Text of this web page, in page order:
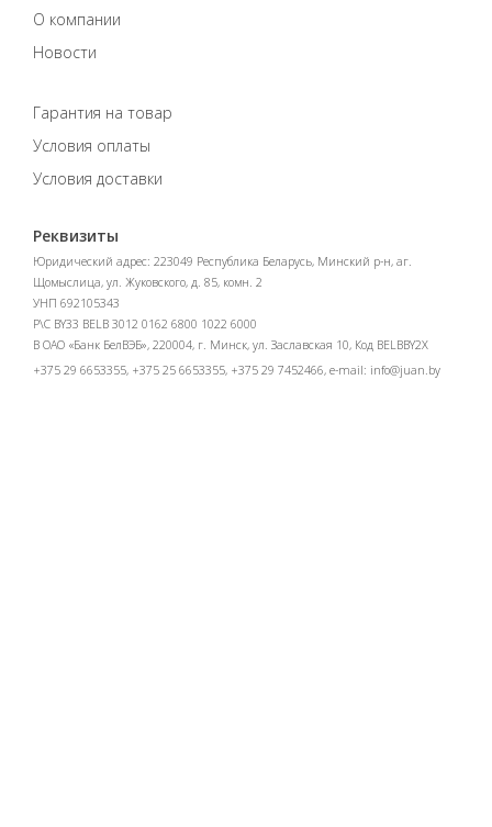
О компании
Новости
Гарантия на товар
Условия оплаты
Условия доставки
Реквизиты
Юридический адрес: 223049 Республика Беларусь, Минский р-н, аг.
Щомыслица, ул. Жуковского, д. 85, комн. 2
УНП 692105343
Р\С BY33 BELB 3012 0162 6800 1022 6000
В ОАО «Банк БелВЭБ», 220004, г. Минск, ул. Заславская 10, Код BELBBY2X
+375 29 6653355, +375 25 6653355, +375 29 7452466, e-mail: info@juan.by